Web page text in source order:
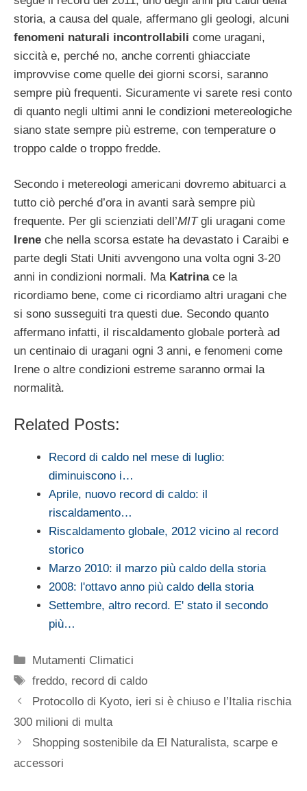
storia, a causa del quale, affermano gli geologi, alcuni
fenomeni naturali incontrollabili come uragani,
siccità e, perché no, anche correnti ghiacciate
improvvise come quelle dei giorni scorsi, saranno
sempre più frequenti. Sicuramente vi sarete resi conto
di quanto negli ultimi anni le condizioni metereologiche
siano state sempre più estreme, con temperature o
troppo calde o troppo fredde.
Secondo i metereologi americani dovremo abituarci a
tutto ciò perché d’ora in avanti sarà sempre più
frequente. Per gli scienziati dell’MITgli uragani come
Irene che nella scorsa estate ha devastato i Caraibi e
parte degli Stati Uniti avvengono una volta ogni 3-20
anni in condizioni normali. Ma Katrinace la
ricordiamo bene, come ci ricordiamo altri uragani che
si sono susseguiti tra questi due. Secondo quanto
affermano infatti, il riscaldamento globale porterà ad
un centinaio di uragani ogni 3 anni, e fenomeni come
Irene o altre condizioni estreme saranno ormai la
normalità.
Related Posts:
Record di caldo nel mese di luglio:
diminuiscono i…
Aprile, nuovo record di caldo: il
riscaldamento…
Riscaldamento globale, 2012 vicino al record
storico
Marzo 2010: il marzo più caldo della storia
2008: l'ottavo anno più caldo della storia
Settembre, altro record. E' stato il secondo
più…
Categorie
Mutamenti Climatici
Tag
freddo, record di caldo
Protocollo di Kyoto, ieri si è chiuso e l’Italia rischia
300 milioni di multa
Shopping sostenibile da El Naturalista, scarpe e
accessori